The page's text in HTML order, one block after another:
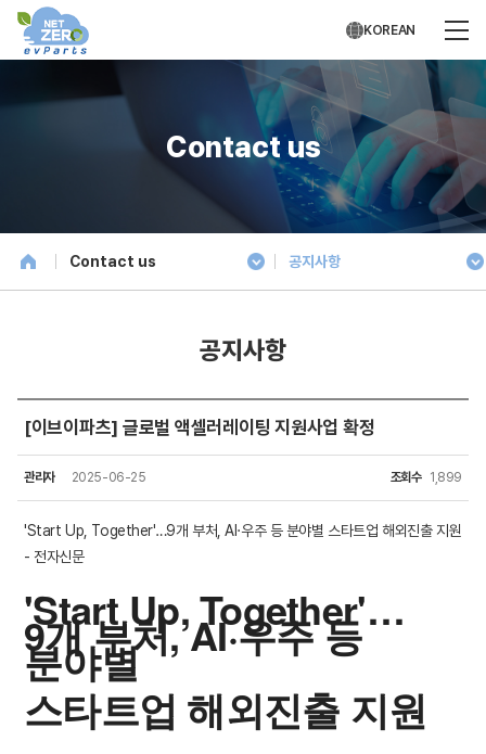
KOREAN
Contact us
Contact us 공지사항
공지사항
[이브이파츠] 글로벌 액셀러레이팅 지원사업 확정
관리자 2025-06-25 조회수 1,899
'Start Up, Together'…9개 부처, AI·우주 등 분야별 스타트업 해외진출 지원
- 전자신문
'Start Up, Together'…
9개 부처, AI·우주 등
분야별
스타트업 해외진출 지원